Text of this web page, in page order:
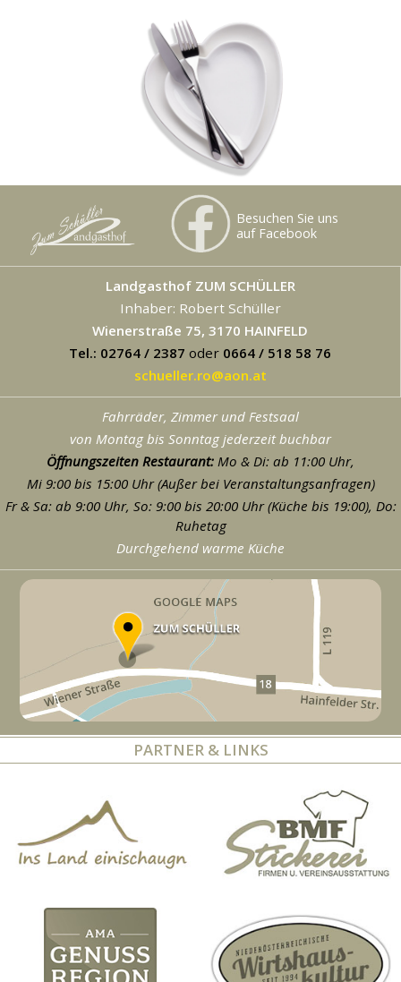
Landgasthof ZUM SCHÜLLER
Inhaber: Robert Schüller
Wienerstraße 75, 3170 HAINFELD
Tel.: 02764 / 2387 oder 0664 / 518 58 76
schueller.ro@aon.at
Fahrräder, Zimmer und Festsaal
von Montag bis Sonntag jederzeit buchbar
Öffnungszeiten Restaurant: Mo & Di: ab 11:00 Uhr,
Mi 9:00 bis 15:00 Uhr (Außer bei Veranstaltungsanfragen)
Fr & Sa: ab 9:00 Uhr, So: 9:00 bis 20:00 Uhr (Küche bis 19:00), Do:
Ruhetag
Durchgehend warme Küche
Besuchen Sie uns
auf Facebook
PARTNER & LINKS